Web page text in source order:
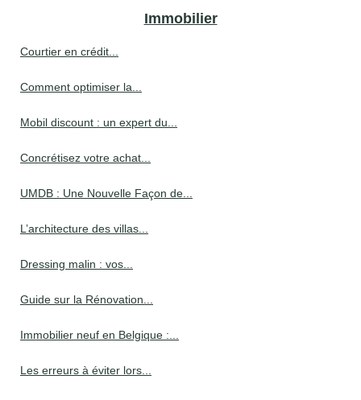
Immobilier
Courtier en crédit...
Comment optimiser la...
Mobil discount : un expert du...
Concrétisez votre achat...
UMDB : Une Nouvelle Façon de...
L’architecture des villas...
Dressing malin : vos...
Guide sur la Rénovation...
Immobilier neuf en Belgique :...
Les erreurs à éviter lors...